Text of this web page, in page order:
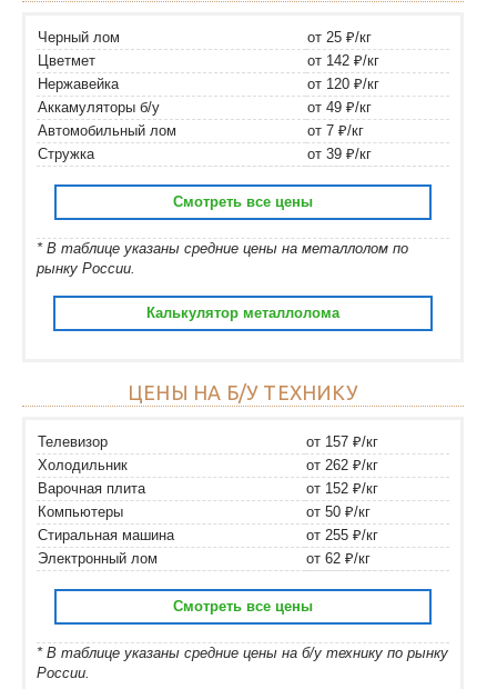
Черный лом
от 25 ₽/кг
Цветмет
от 142 ₽/кг
Нержавейка
от 120 ₽/кг
Аккамуляторы б/у
от 49 ₽/кг
Автомобильный лом
от 7 ₽/кг
Стружка
от 39 ₽/кг
Смотреть все цены
* В таблице указаны средние цены на металлолом по
рынку России.
Калькулятор металлолома
ЦЕНЫ НА Б/У ТЕХНИКУ
Телевизор
от 157 ₽/кг
Холодильник
от 262 ₽/кг
Варочная плита
от 152 ₽/кг
Компьютеры
от 50 ₽/кг
Стиральная машина
от 255 ₽/кг
Электронный лом
от 62 ₽/кг
Смотреть все цены
* В таблице указаны средние цены на б/у технику по рынку
России.